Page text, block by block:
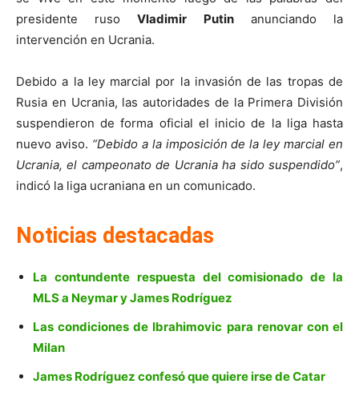
presidente rusoVladimir Putinanunciando la
intervención en Ucrania.
Debido a la ley marcial por la invasión de las tropas de
Rusia en Ucrania, las autoridades de la Primera División
suspendieron de forma oficial el inicio de la liga hasta
nuevo aviso. “Debido a la imposición de la ley marcial en
Ucrania, el campeonato de Ucrania ha sido suspendido”,
indicó la liga ucraniana en un comunicado.
Noticias destacadas
La contundente respuesta del comisionado de la
MLS a Neymar y James Rodríguez
Las condiciones de Ibrahimovic para renovar con el
Milan
James Rodríguez confesó que quiere irse de Catar